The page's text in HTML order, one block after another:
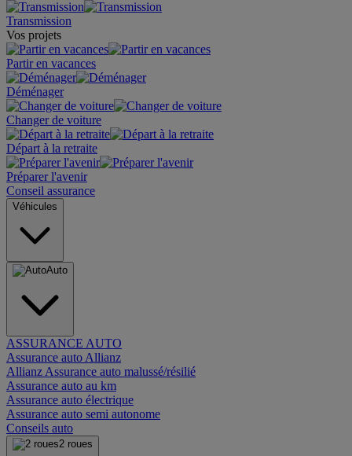
Transmission
Vos projets
Partir en vacances
Déménager
Changer de voiture
Départ à la retraite
Préparer l'avenir
Conseil assurance
Véhicules
Auto
ASSURANCE AUTO
Assurance auto Allianz
Allianz Assurance auto malussé/résilié
Assurance auto au km
Assurance auto électrique
Assurance auto semi autonome
Conseils auto
2 roues